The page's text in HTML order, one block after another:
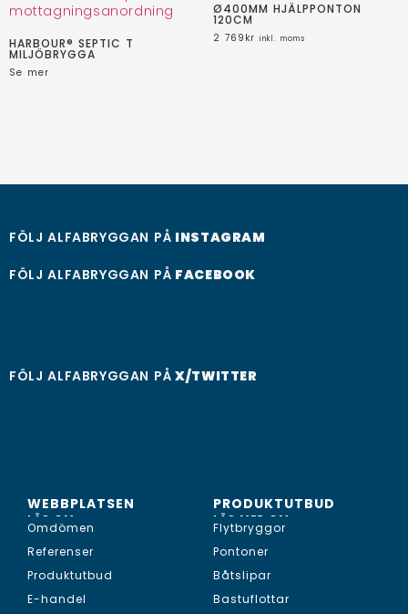
HARBOUR® SEPTIC T
MILJÖBRYGGA
Se mer
Ø400MM HJÄLPPONTON
120CM
2 769 kr inkl. moms
FÖLJ ALFABRYGGAN PÅ INSTAGRAM
FÖLJ ALFABRYGGAN PÅ FACEBOOK
FÖLJ ALFABRYGGAN PÅ X/TWITTER
WEBBPLATSEN
LÄS OM...
Omdömen
Referenser
Produktutbud
E-handel
PRODUKTUTBUD
LÄS MER OM...
Flytbryggor
Pontoner
Båtslipar
Bastuflottar